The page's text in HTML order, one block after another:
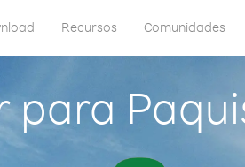
Recursos Comunidades
para